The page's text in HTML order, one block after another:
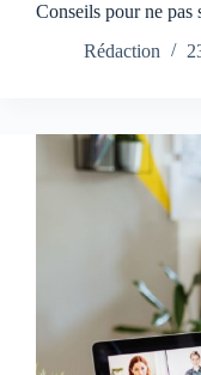
Conseils pour ne pas
Rédaction